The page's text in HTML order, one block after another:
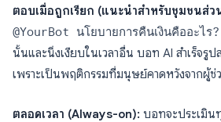
ตอบเมื่อถูกเรียก (แนะนำสำหรับชุมชนส่
@YourBot นโยบายการคืนเงินคืออะไร?
นั้นและนิ่งเงียบในเวลาอื่น บอท AI สำเร็จ
เพราะเป็นพฤติกรรมที่มนุษย์คาดหวังจากผู้ช่
ตลอดเวลา (Always-on): บอทจะประเมิน